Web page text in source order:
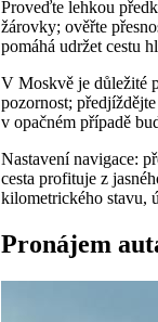
Proveďte lehkou
žárovky; ověřte
pomáhá udržet cestu
V Moskvě je důležité
pozornost;
v opačném případě
Nastavení navigace:
cesta profituje z
kilometrického stavu,
Pronájem